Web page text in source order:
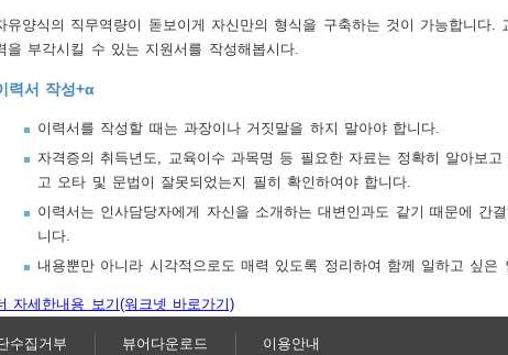
유양식의 직무역량이 돋보이게 자신만의 형식을 구축하는 것이 가능합니다
을 부각시킬 수 있는 지원서를 작성해봅시다.
력서 작성+α
이력서를 작성할 때는 과장이나 거짓말을 하지 말아야 합니다.
자격증의 취득년도, 교육이수 과목명 등 필요한 자료는 정확히 알아보
고 오타 및 문법이 잘못되었는지 필히 확인하여야 합니다.
이력서는 인사담당자에게 자신을 소개하는 대변인과도 같기 때문에
니다.
내용뿐만 아니라 시각적으로도 매력 있도록 정리하여 함께 일하고 싶은
자세한내용 보기(워크넷 바로가기)
수집거부 뷰어다운로드 이용안내